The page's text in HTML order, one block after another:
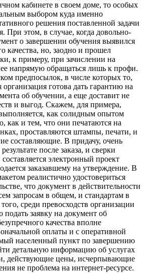
кабинете в своем доме, то особых
выбором куда именно
решения поставленной задачи
При этом, в случае, когда довольно-
о завершении обучения выявился
качества, но, заодно и прошел
к примеру, при зачислении на
напрямую обращаться лишь к профи.
предпосылок, в числе которых то,
готова дать гарантию на
об обучении, а еще доставит не
и выгод. Скажем, для примера,
как солидным опытом
как и тем, что они печатаются на
проставляются штампы, печати, и
составляющие. В придачу, очень
после заказа, и сверки
электронный проект
заказавшему на утверждение. В
реалистично удостовериться
что документ в действительности
запросам в общем, и стандартам в
среди превосходств организации
подать заявку на документ об
качества вполне
оплаты и с оперативной
населенный пункт по завершению
детальную информацию об услугах
действующие цены, исчерпывающие
не проблема на интернет-ресурсе.